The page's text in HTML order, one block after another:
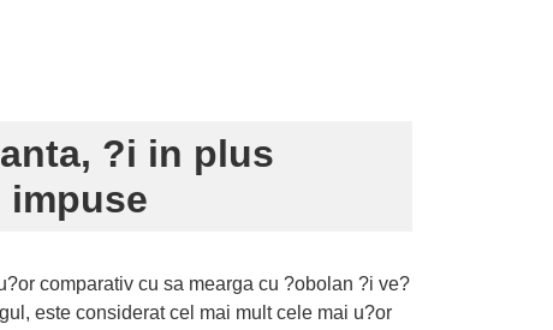
?i in plus
impuse
comparativ cu sa mearga cu ?obolan ?i ve?
este considerat cel mai mult cele mai u?or